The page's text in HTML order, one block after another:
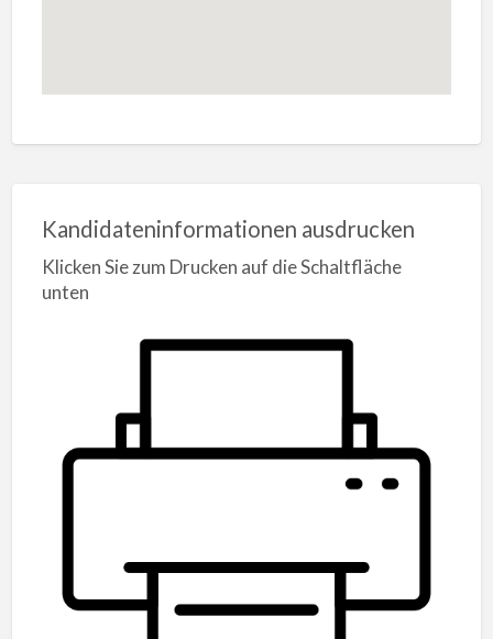
Kandidateninformationen ausdrucken
Klicken Sie zum Drucken auf die Schaltfläche
unten